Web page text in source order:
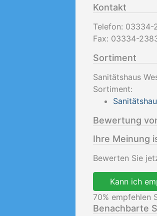
Kontakt
Telefon: 03334-
Fax: 03334-
Sortiment
Sanitätshaus
Sortiment:
Bewertung
Ihre Meinung
Bewerten Sie
Kann ich
70% empfehlen
Benachbarte